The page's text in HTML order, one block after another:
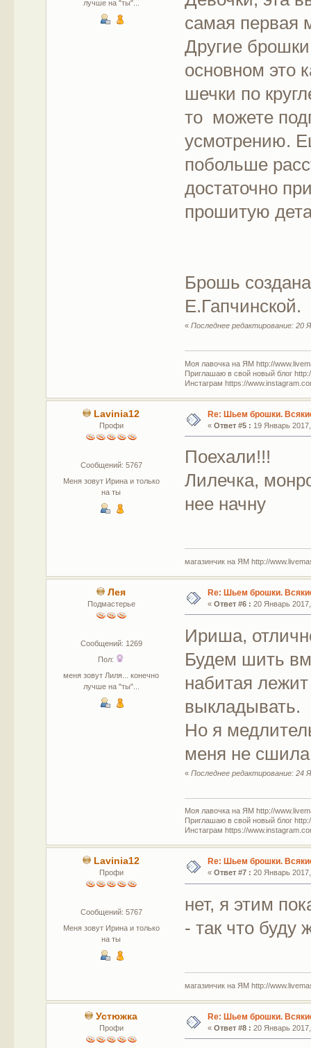
лучше на "ты"...
самая первая
Другие
основном это
шечки по
то можете
усмотрению.
побольше
достаточно
прошитую
Брошь
Е.Гапчинской.
«Последнее редактирование: 20
Моя лавочка на ЯМ http://
Приглашаю в свой новый блог
Инстаграм https://
Lavinia12
Профи
Сообщений: 5767
Меня зовут Ирина и только
на ты
Re: Шьем брошки.
« Ответ #5 : 19 Январь
Поехали!!!
Лилечка,
нее начну
магазинчик на ЯМ http://
Лея
Подмастерье
Сообщений: 1269
Пол:
меня зовут Лиля... конечно
лучше на "ты"...
Re: Шьем брошки.
« Ответ #6 : 20 Январь
Ириша,
Будем шить
набитая
выкладывать.
Но я
меня не
«Последнее редактирование: 24
Моя лавочка на ЯМ http://
Приглашаю в свой новый блог
Инстаграм https://
Lavinia12
Профи
Сообщений: 5767
Меня зовут Ирина и только
на ты
Re: Шьем брошки.
« Ответ #7 : 20 Январь
нет, я этим
- так что буду
магазинчик на ЯМ http://
Устюжка
Профи
Re: Шьем брошки.
« Ответ #8 : 20 Январь